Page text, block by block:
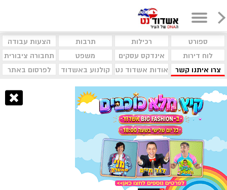
ספורט רכילות תרבות
הצעות עבודה
לוח דירות
אינדקס עסקים משפט
תחבורה ציבורית
צרו איתנו קשר
אודות אשדוד נט קולנוע באשדוד לפרסום באתר